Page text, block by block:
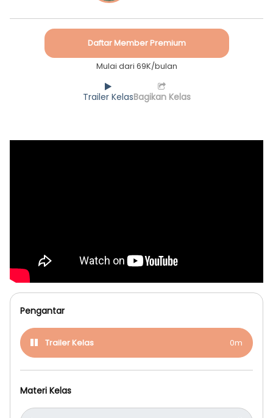
Daftar Member Premium
Mulai dari 69K/bulan
Trailer KelasBagikan Kelas
Pengantar
Trailer Kelas 0m
Materi Kelas